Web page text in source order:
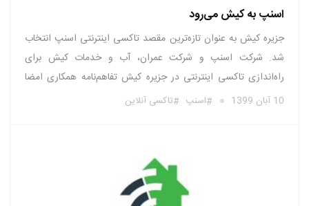
اسنپ به کیش می‌رود
جزیره کیش به عنوان تازه‌ترین مقصد تاکسی اینترنتی اسنپ انتخاب
شد. شرکت اسنپ و شرکت عمران، آب و خدمات کیش برای
راه‌اندازی تاکسی‌ اینترنتی در جزیره کیش تفاهم‌نامه همکاری امضا
کردند. محمد خلج، مدیرعامل اسنپ، درباره امضای این تفاهم‌نامه و
10 آبان 1399 اسنپ تاکسی آنلاین